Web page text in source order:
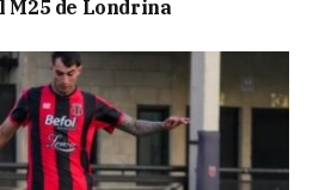
M25 de Londrina